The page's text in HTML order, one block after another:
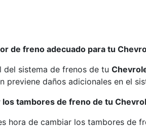
de freno adecuado para tu
sistema de frenos de tu
previene daños adicionales en el
tambores de freno de tu
hora de cambiar los tambores de